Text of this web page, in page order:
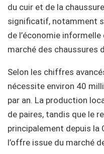
du cuir et de la
significatif, notamment
de l’économie
marché des chaussures
Selon les chiffres
nécessite environ 40
par an. La production
de paires, tandis que le
principalement depuis la
l’offre issue du marché